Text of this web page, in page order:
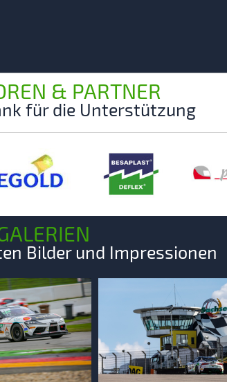
& PARTNER
für die Unterstützung
Bilder und Impressionen